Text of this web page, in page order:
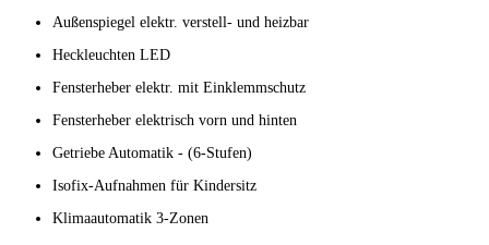
Außenspiegel elektr. verstell- und heizbar
Heckleuchten LED
Fensterheber elektr. mit Einklemmschutz
Fensterheber elektrisch vorn und hinten
Getriebe Automatik - (6-Stufen)
Isofix-Aufnahmen für Kindersitz
Klimaautomatik 3-Zonen